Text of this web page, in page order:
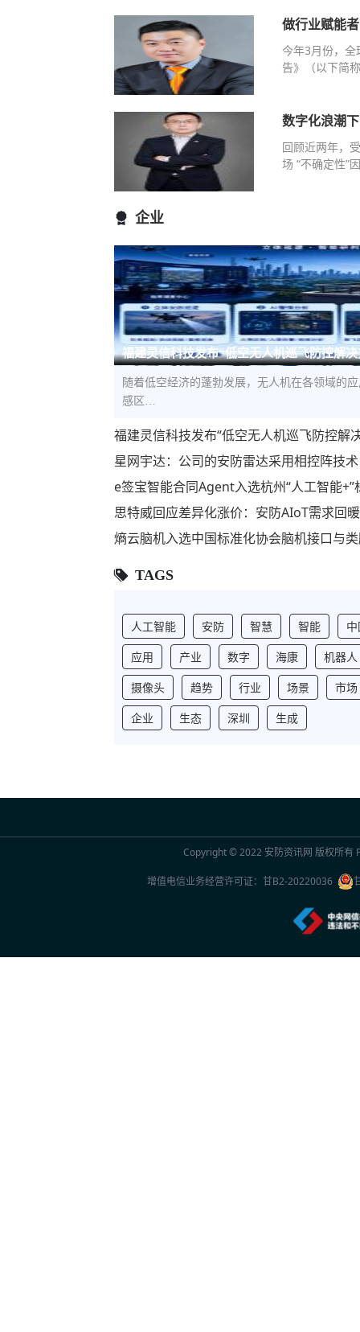
做行业赋能
今年3月份，
告》（以下简
数字化浪潮
回顾近两年，
场 “不确定性”
企业
福建灵信科技发布“低空无人机巡飞防控解
随着低空经济的蓬勃发展，无人机在各领域的
感区…
福建灵信科技发布“低空无人机巡飞防控解
星网宇达：公司的安防雷达采用相控阵技
e签宝智能合同Agent入选杭州“人工智能
思特威回应差异化涨价：安防AIoT需求回
熵云脑机入选中国标准化协会脑机接口与
TAGS
人工智能 安防 智慧 智能
应用
产业 数字 海康
机器人
摄像头
趋势 行业 场景
市场
企业
生态 深圳 生成
Copyright © 2022 安防资讯网 版权所有
增值电信业务经营许可证： 甘B2-20220036